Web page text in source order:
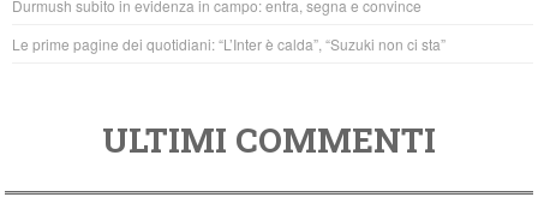
Durmush subito in evidenza in campo: entra, segna e convince
Le prime pagine dei quotidiani: “L’Inter è calda”, “Suzuki non ci sta”
ULTIMI COMMENTI